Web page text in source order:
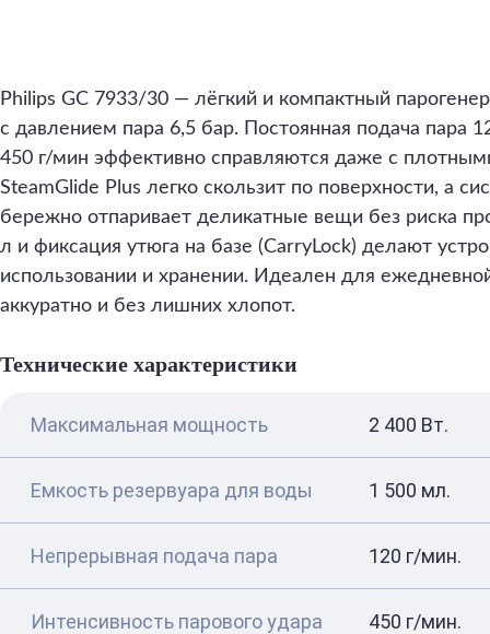
Philips GC 7933/30 — лёгкий и компактный
с давлением пара 6,5 бар. Постоянная подача пара
450 г/мин эффективно справляются даже с
SteamGlide Plus легко скользит по поверхности, а
бережно отпаривает деликатные вещи без риска
л и фиксация утюга на базе (CarryLock) делают
использовании и хранении. Идеален для
аккуратно и без лишних хлопот.
Технические характеристики
Максимальная мощность 2 400 Вт.
Емкость резервуара для воды 1 500 мл.
Непрерывная подача пара 120 г/мин.
Интенсивность парового удара 450 г/мин.